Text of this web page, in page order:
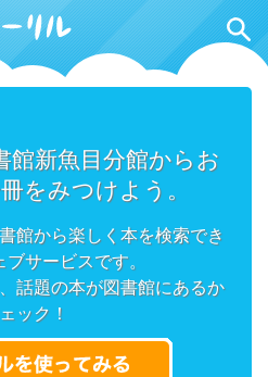
館新魚目分館からお
をみつけよう。
館から楽しく本を検索でき
サービスです。
話題の本が図書館にあるか
ック！